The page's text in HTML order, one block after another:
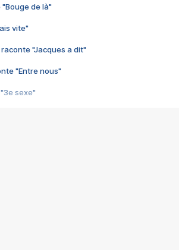
"Bouge de là"
vite"
"Jacques a dit"
"Entre nous"
sexe"